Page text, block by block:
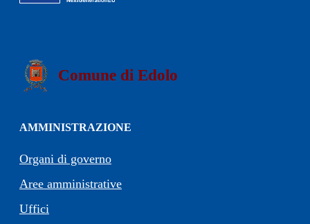
Comune di Edolo
AMMINISTRAZIONE
Organi di governo
Aree amministrative
Uffici